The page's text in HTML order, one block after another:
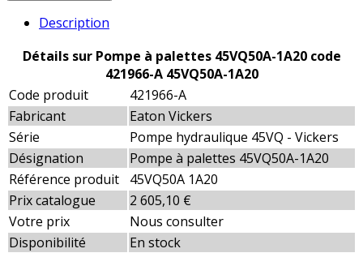
Description
Détails sur Pompe à palettes 45VQ50A-1A20 code
421966-A 45VQ50A-1A20
Code produit
421966-A
Fabricant
Eaton Vickers
Série
Pompe hydraulique 45VQ - Vickers
Désignation
Pompe à palettes 45VQ50A-1A20
Référence produit
45VQ50A 1A20
Prix catalogue
2 605,10 €
Votre prix
Nous consulter
Disponibilité
En stock